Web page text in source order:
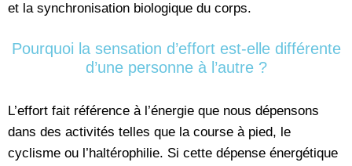
et la synchronisation biologique du corps.
Pourquoi la sensation d’effort est-elle différente
d’une personne à l’autre ?
L’effort fait référence à l’énergie que nous dépensons
dans des activités telles que la course à pied, le
cyclisme ou l’haltérophilie. Si cette dépense énergétique